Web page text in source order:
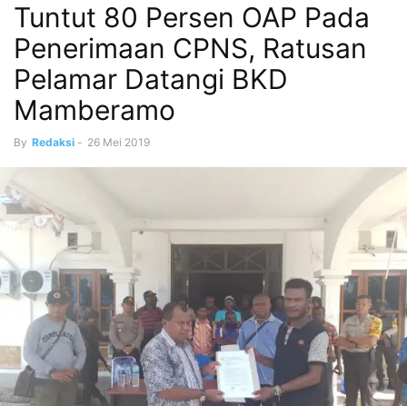
Tuntut 80 Persen OAP Pada
Penerimaan CPNS, Ratusan
Pelamar Datangi BKD
Mamberamo
By Redaksi - 26 Mei 2019